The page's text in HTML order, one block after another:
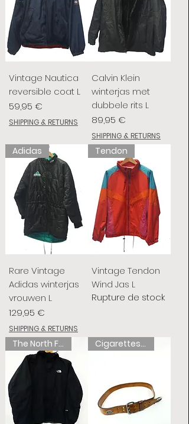
Vintage Nautica
reversible coat L
Prix
59,95 €
SHIPPING & RETURNS
Calvin Klein
winterjas met
dubbele rits L
Prix
89,95 €
SHIPPING & RETURNS
Adidas
Rare Vintage
Adidas winterjas
vrouwen L
Prix
129,95 €
SHIPPING & RETURNS
Tendon
Vintage Tendon
Wind Jas L
Rupture de stock
The North Face Cigarettes de chameau